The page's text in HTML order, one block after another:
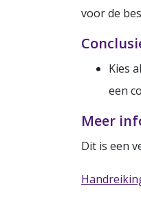
voor de
Kies
een
Meer
Dit is een